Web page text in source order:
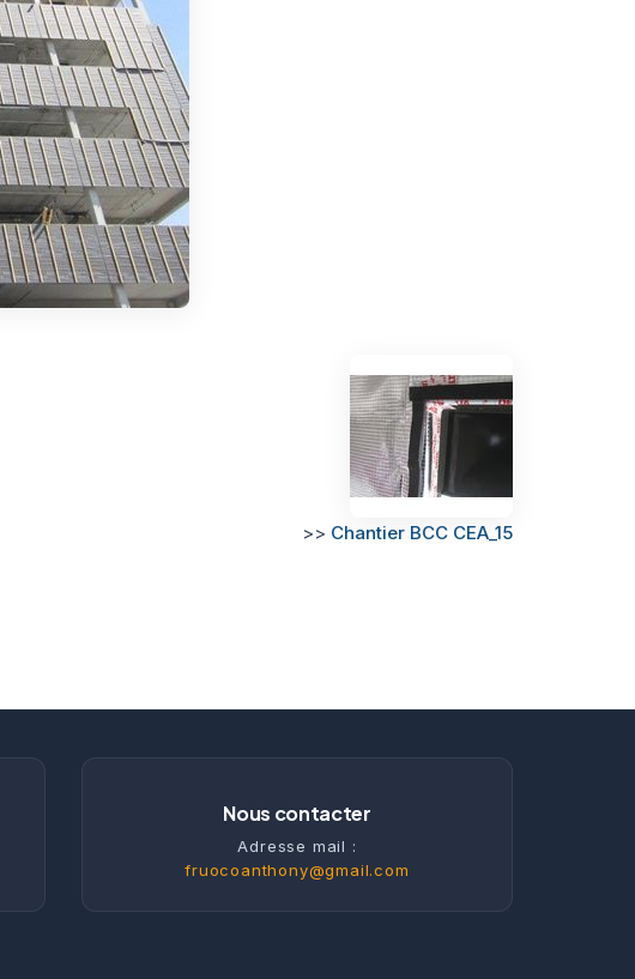
>> Chantier BCC CEA_15
Nous contacter
Adresse mail :
fruocoanthony@gmail.com